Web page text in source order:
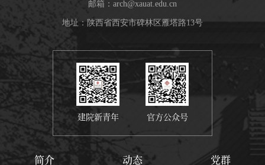
邮箱： arch@xauat.edu.cn
地址：陕西省西安市碑林区雁塔路13号
建院新青年 官方公众号
简介 动态 党群